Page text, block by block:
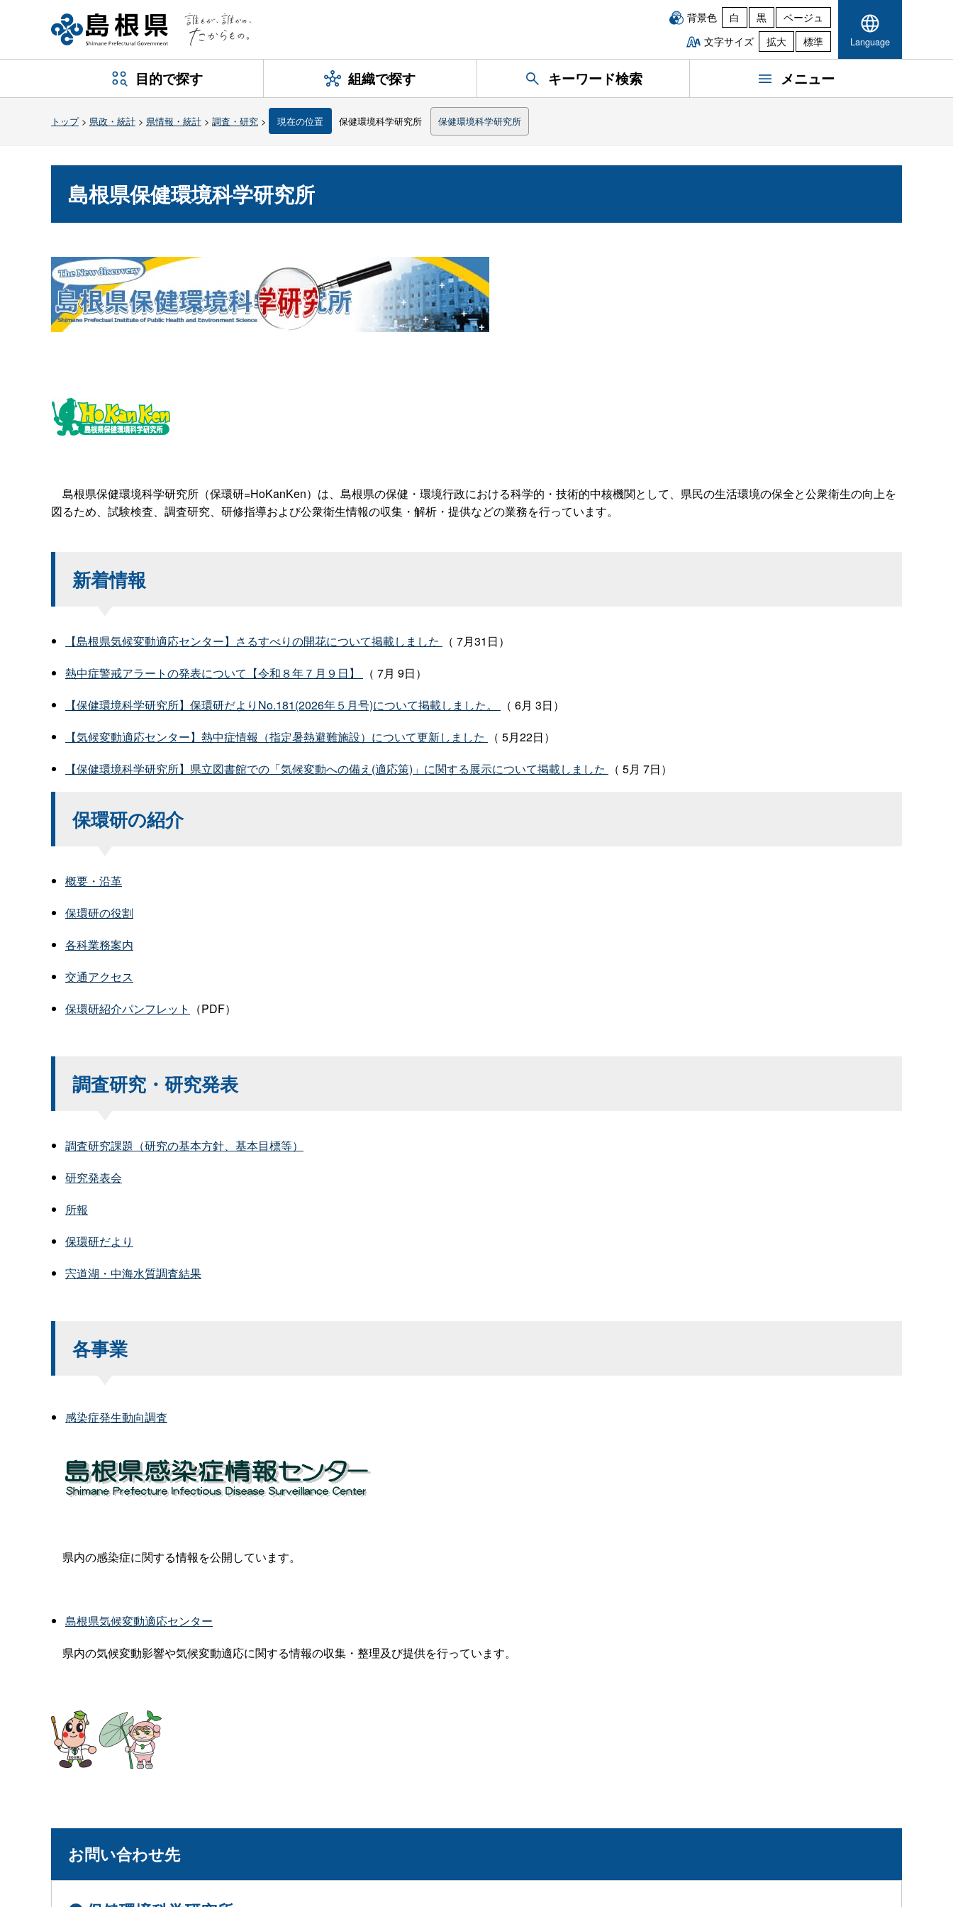
背景色 白 黒
ベージュ
文字サイズ
拡大 標準 Language
目的で探す 組織で探す キーワード検索 メニュー
トップ> 県政・統計 > 県情報・統計 > 調査・研究 > 現在の位置 保健環境科学研究所 保健環境科学研究所
島根県保健環境科学研究所
島根県保健環境科学研究所（保環研=HoKanKen）は、島根県の保健・環境行政における科学的・技術的中核機関として、県民の生活環境の保全と公衆衛生の向上を
図るため、試験検査、調査研究、研修指導および公衆衛生情報の収集・解析・提供などの業務を行っています。
新着情報
【島根県気候変動適応センター】さるすべりの開花について掲載しました
（ 7月31日）
熱中症警戒アラートの発表について【令和８年７月９日】
（ 7月 9日）
【保健環境科学研究所】保環研だよりNo.181(2026年５月号)について掲載しました。
（ 6月 3日）
【気候変動適応センター】熱中症情報（指定暑熱避難施設）について更新しました
（ 5月22日）
【保健環境科学研究所】県立図書館での「気候変動への備え(適応策)」に関する展示について掲載しました
（ 5月 7日）
保環研の紹介
概要・沿革
保環研の役割
各科業務案内
交通アクセス
保環研紹介パンフレット
（PDF）
調査研究・研究発表
調査研究課題（研究の基本方針、基本目標等）
研究発表会
所報
保環研だより
宍道湖・中海水質調査結果
各事業
感染症発生動向調査
県内の感染症に関する情報を公開しています。
島根県気候変動適応センター
県内の気候変動影響や気候変動適応に関する情報の収集・整理及び提供を行っています。
お問い合わせ先